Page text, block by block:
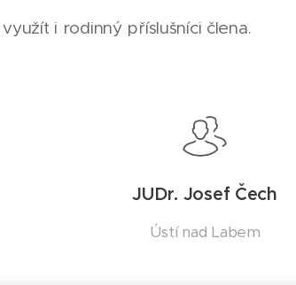
i rodinný příslušníci člena.
JUDr. Josef Čech
Ústí nad Labem